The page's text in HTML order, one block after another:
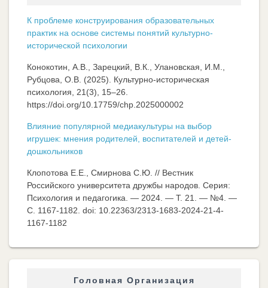
К проблеме конструирования образовательных
практик на основе системы понятий культурно-
исторической психологии
Конокотин, А.В., Зарецкий, В.К., Улановская, И.М.,
Рубцова, О.В. (2025). Культурно-историческая
психология, 21(3), 15–26.
https://doi.org/10.17759/chp.2025000002
Влияние популярной медиакультуры на выбор
игрушек: мнения родителей, воспитателей и детей-
дошкольников
Клопотова Е.Е., Смирнова С.Ю. // Вестник
Российского университета дружбы народов. Серия:
Психология и педагогика. — 2024. — Т. 21. — №4. —
C. 1167-1182. doi: 10.22363/2313-1683-2024-21-4-
1167-1182
Головная Организация